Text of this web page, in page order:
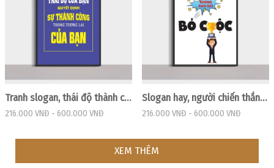
Tranh slogan, thái độ thành công
216.000 VNĐ - 600.000 VNĐ
Slogan hay, người chiến thắng sẽ không bao giờ bỏ cuộc
216.000 VNĐ - 600.000 VNĐ
XEM THÊM